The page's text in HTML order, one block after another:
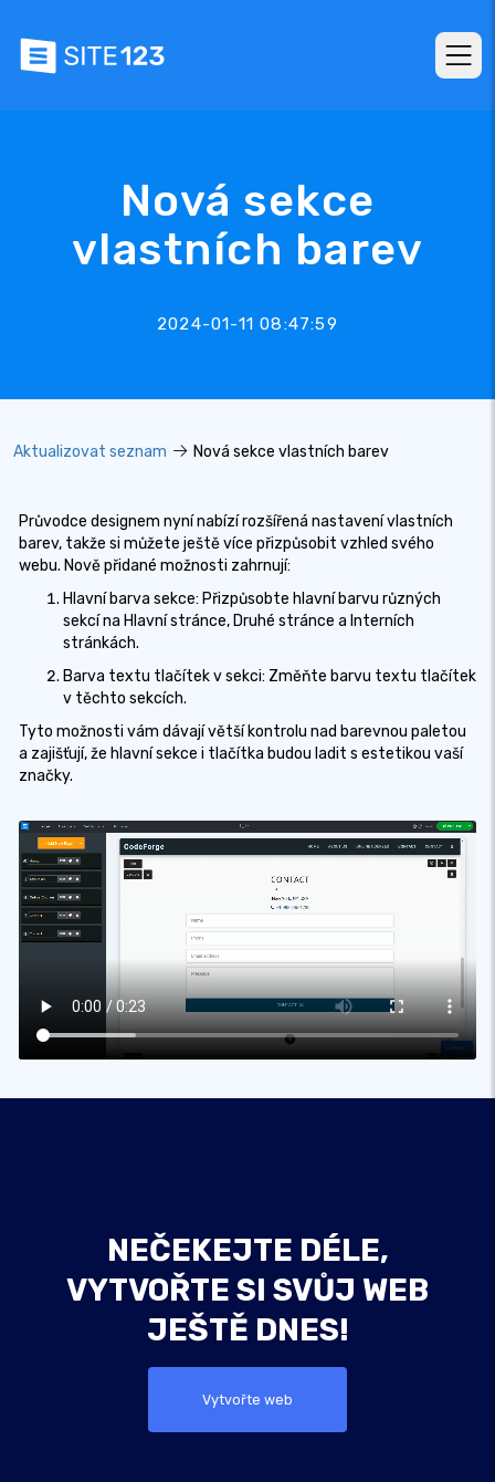
Nová sekce
vlastních barev
2024-01-11 08:47:59
Aktualizovat seznam Nová sekce vlastních barev
Průvodce designem nyní nabízí rozšířená nastavení vlastních
barev, takže si můžete ještě více přizpůsobit vzhled svého
webu. Nově přidané možnosti zahrnují:
Hlavní barva sekce: Přizpůsobte hlavní barvu různých
sekcí na Hlavní stránce, Druhé stránce a Interních
stránkách.
Barva textu tlačítek v sekci: Změňte barvu textu tlačítek
v těchto sekcích.
Tyto možnosti vám dávají větší kontrolu nad barevnou paletou
a zajišťují, že hlavní sekce i tlačítka budou ladit s estetikou vaší
značky.
NEČEKEJTE DÉLE,
VYTVOŘTE SI SVŮJ WEB
JEŠTĚ DNES!
Vytvořte web